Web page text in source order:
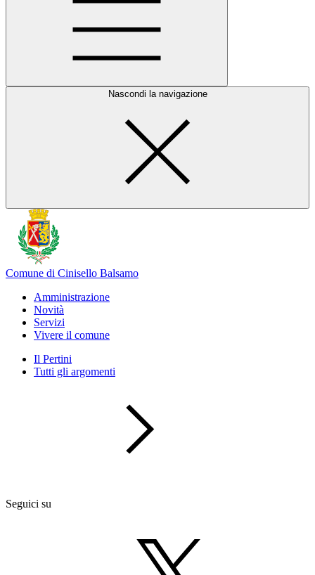
Nascondi la navigazione
Comune di Cinisello Balsamo
Amministrazione
Novità
Servizi
Vivere il comune
Il Pertini
Tutti gli argomenti
Seguici su